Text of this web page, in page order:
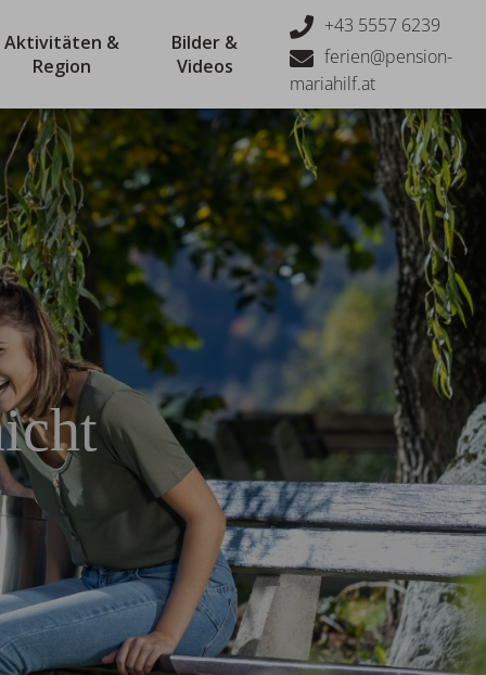
+43 5557 6239
ferien@pension-
mariahilf.at
Aktivitäten &
Region
Bilder &
Videos